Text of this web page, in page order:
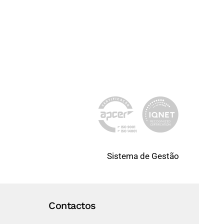
Sistema de Gestão
Contactos